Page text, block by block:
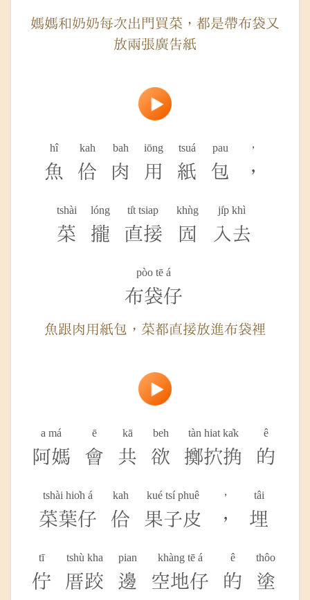
媽媽和奶奶每次出門買菜，都是帶布袋又
放兩張廣告紙
hî
魚
kah
佮
bah
肉
iōng
用
tsuá
紙
pau
包
，
，
tshài
菜
lóng
攏
ti̍t tsiap
直接
khǹg
囥
ji̍p khì
入去
pòo tē á
布袋仔
魚跟肉用紙包，菜都直接放進布袋裡
a má
阿媽
ē
會
kā
共
beh
欲
tàn hiat ka̍k
擲㧒捔
ê
的
tshài hio̍h á
菜葉仔
kah
佮
kué tsí phuê
果子皮
，
，
tâi
埋
tī
佇
tshù kha
厝跤
pian
邊
khàng tē á
空地仔
ê
的
thôo
塗